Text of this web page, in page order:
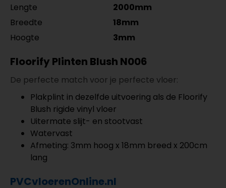
Lengte
2000mm
Breedte
18mm
Hoogte
3mm
Floorify Plinten Blush N006
De perfecte match voor je perfecte vloer:
Plakplint in dezelfde uitvoering als de Floorify
Blush rigide vinyl vloer
Uitermate slijt- en stootvast
Watervast
Afmeting: 3mm hoog x 18mm breed x 200cm
lang
PVCvloerenOnline.nl